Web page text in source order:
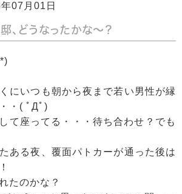
07月01日
、どうなったかな～？
にいつも朝から夜まで若い男性が縁
・( ﾟДﾟ)
て座ってる・・・待ち合わせ？でも
ある夜、覆面パトカーが通った後は
たのかな？